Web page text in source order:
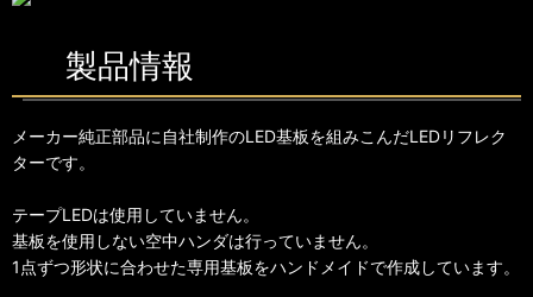
製品情報
メーカー純正部品に自社制作のLED基板を組みこんだLEDリフレク
ターです。
テープLEDは使用していません。
基板を使用しない空中ハンダは行っていません。
1点ずつ形状に合わせた専用基板をハンドメイドで作成しています。